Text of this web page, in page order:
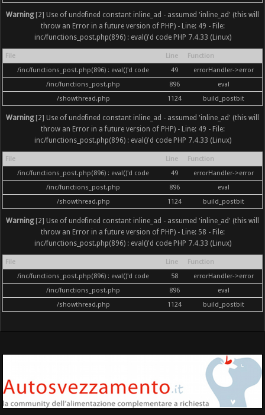
Warning[2] Use of undefined constant inline_ad - assumed 'inline_ad' (this will
throw an Error in a future version of PHP) - Line: 49 - File:
inc/functions_post.php(896) : eval()'d code PHP 7.4.33 (Linux)
File Line
Function
/inc/functions_post.php(896) : eval()'d code
49
errorHandler->error
/inc/functions_post.php
896
eval
/showthread.php
1124 build_postbit
Warning[2] Use of undefined constant inline_ad - assumed 'inline_ad' (this will
throw an Error in a future version of PHP) - Line: 49 - File:
inc/functions_post.php(896) : eval()'d code PHP 7.4.33 (Linux)
File Line
Function
/inc/functions_post.php(896) : eval()'d code
49
errorHandler->error
/inc/functions_post.php
896
eval
/showthread.php
1124 build_postbit
Warning[2] Use of undefined constant inline_ad - assumed 'inline_ad' (this will
throw an Error in a future version of PHP) - Line: 58 - File:
inc/functions_post.php(896) : eval()'d code PHP 7.4.33 (Linux)
File Line
Function
/inc/functions_post.php(896) : eval()'d code
58
errorHandler->error
/inc/functions_post.php
896
eval
/showthread.php
1124 build_postbit